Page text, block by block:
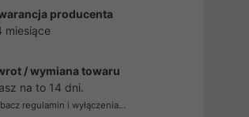
producenta
miesiące
/ wymiana towaru
na to 14 dni.
regulamin i wyłączenia...